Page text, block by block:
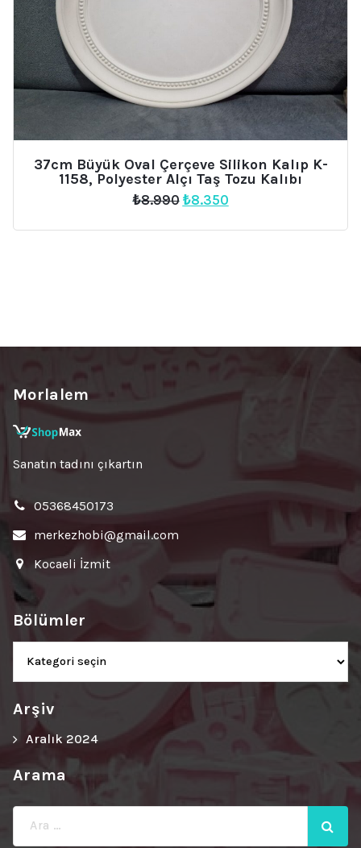
37cm Büyük Oval Çerçeve Silikon Kalıp K-
1158, Polyester Alçı Taş Tozu Kalıbı
₺8.990 Orijinal
₺8.990.
₺8.350Şu
fiyat:
Morlalem
Sanatın tadını çıkartın
05368450173
merkezhobi@gmail.com
Kocaeli İzmit
Bölümler
Bölümler
Arşiv
Aralık 2024
Arama
Ara: